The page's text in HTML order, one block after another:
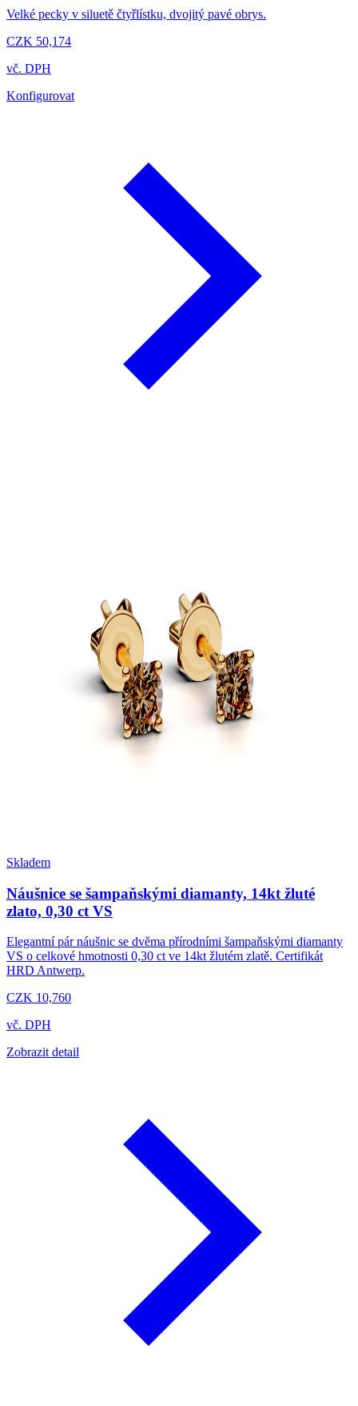
Velké pecky v siluetě čtyřlístku, dvojitý pavé obrys.
CZK 50,174
vč. DPH
Konfigurovat
Skladem
Náušnice se šampaňskými diamanty, 14kt žluté
zlato, 0,30 ct VS
Elegantní pár náušnic se dvěma přírodními šampaňskými diamanty
VS o celkové hmotnosti 0,30 ct ve 14kt žlutém zlatě. Certifikát
HRD Antwerp.
CZK 10,760
vč. DPH
Zobrazit detail